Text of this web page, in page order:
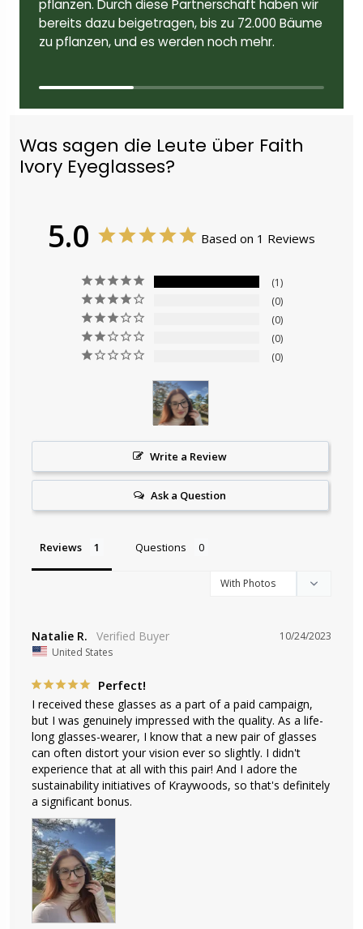
pflanzen. Durch diese Partnerschaft haben wir
bereits dazu beigetragen, bis zu 72.000 Bäume
zu pflanzen, und es werden noch mehr.
Was sagen die Leute über Faith
Ivory Eyeglasses?
5.0 Based on 1 Reviews
1
0
0
0
0
Write a Review
Ask a Question
Reviews Questions
10/24/2023
Natalie R.
United States
Perfect!
I received these glasses as a part of a paid campaign,
but I was genuinely impressed with the quality. As a life-
long glasses-wearer, I know that a new pair of glasses
can often distort your vision ever so slightly. I didn't
experience that at all with this pair! And I adore the
sustainability initiatives of Kraywoods, so that's definitely
a significant bonus.